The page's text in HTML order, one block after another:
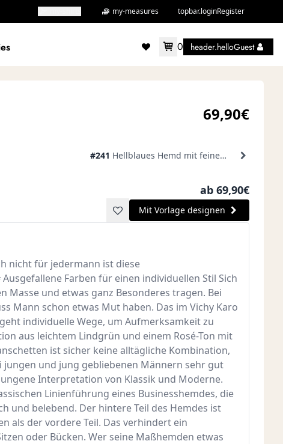
my-measures topbar.loginRegister
accountMenu.wishlist
0 header.helloGuest
69,90€
#241 Hellblaues Hemd mit feinem Karomuster
ab 69,90€
Mit Vorlage designen
nicht für jedermann ist diese
Farben für einen individuellen Stil Sich
Masse und etwas ganz Besonderes tragen. Bei
Mann schon etwas Mut haben. Das im Vichy Karo
individuelle Wege, um Aufmerksamkeit zu
aus leichtem Lindgrün und einem Rosé-Ton mit
ist sicher keine alltägliche Kombination,
jungen und jung gebliebenen Männern sehr gut
Interpretation von Klassik und Moderne.
Linienführung eines Businesshemdes, die
und belebend. Der hintere Teil des Hemdes ist
als der vordere Teil. Das verhindert ein
oder Bücken. Wer seine Maßhemden etwas